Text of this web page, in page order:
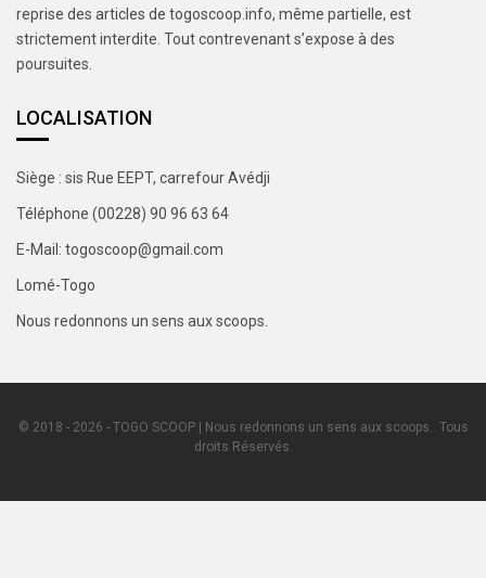
reprise des articles de togoscoop.info, même partielle, est
strictement interdite. Tout contrevenant s’expose à des
poursuites.
LOCALISATION
Siège : sis Rue EEPT, carrefour Avédji
Téléphone (00228) 90 96 63 64
E-Mail: togoscoop@gmail.com
Lomé-Togo
Nous redonnons un sens aux scoops.
© 2018 - 2026 - TOGO SCOOP | Nous redonnons un sens aux scoops.. Tous
droits Réservés.